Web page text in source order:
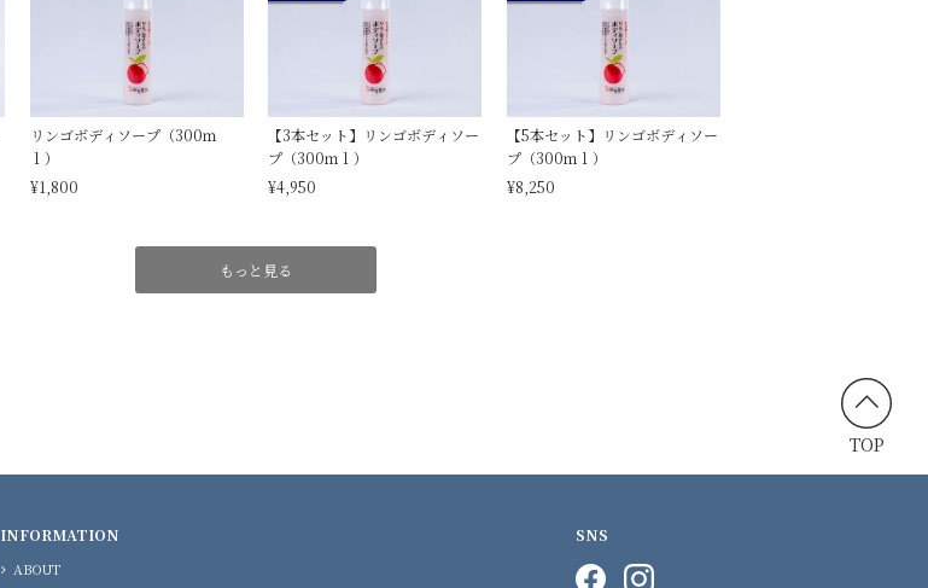
リンゴボディソープ（300ｍ
ｌ）
¥1,800
【3本セット】リンゴボディソー
プ（300ｍｌ）
¥4,950
【5本セット】リンゴボディソー
プ（300ｍｌ）
¥8,250
もっと見る
TOP
INFORMATION
ABOUT
SNS